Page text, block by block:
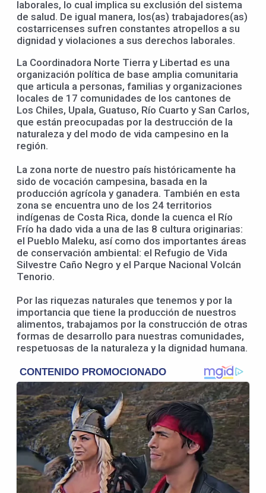
laborales, lo cual implica su exclusión del sistema
de salud. De igual manera, los(as) trabajadores(as)
costarricenses sufren constantes atropellos a su
dignidad y violaciones a sus derechos laborales.
La Coordinadora Norte Tierra y Libertad es una
organización política de base amplia comunitaria
que articula a personas, familias y organizaciones
locales de 17 comunidades de los cantones de
Los Chiles, Upala, Guatuso, Río Cuarto y San Carlos,
que están preocupadas por la destrucción de la
naturaleza y del modo de vida campesino en la
región.
La zona norte de nuestro país históricamente ha
sido de vocación campesina, basada en la
producción agrícola y ganadera. También en esta
zona se encuentra uno de los 24 territorios
indígenas de Costa Rica, donde la cuenca el Río
Frío ha dado vida a una de las 8 cultura originarias:
el Pueblo Maleku, así como dos importantes áreas
de conservación ambiental: el Refugio de Vida
Silvestre Caño Negro y el Parque Nacional Volcán
Tenorio.
Por las riquezas naturales que tenemos y por la
importancia que tiene la producción de nuestros
alimentos, trabajamos por la construcción de otras
formas de desarrollo para nuestras comunidades,
respetuosas de la naturaleza y la dignidad humana.